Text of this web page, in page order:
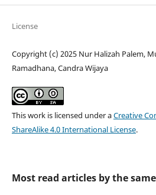
License
Copyright (c) 2025 Nur Halizah Palem,
Ramadhana, Candra Wijaya
This work is licensed under aCreative
ShareAlike 4.0 International License.
Most read articles by the